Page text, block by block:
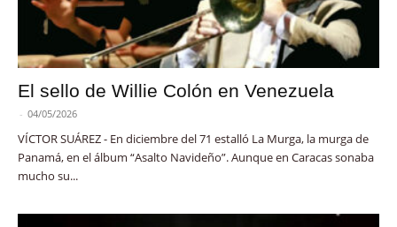
El sello de Willie Colón en Venezuela
- 04/05/2026
VÍCTOR SUÁREZ - En diciembre del 71 estalló La Murga, la murga de
Panamá, en el álbum “Asalto Navideño”. Aunque en Caracas sonaba
mucho su...